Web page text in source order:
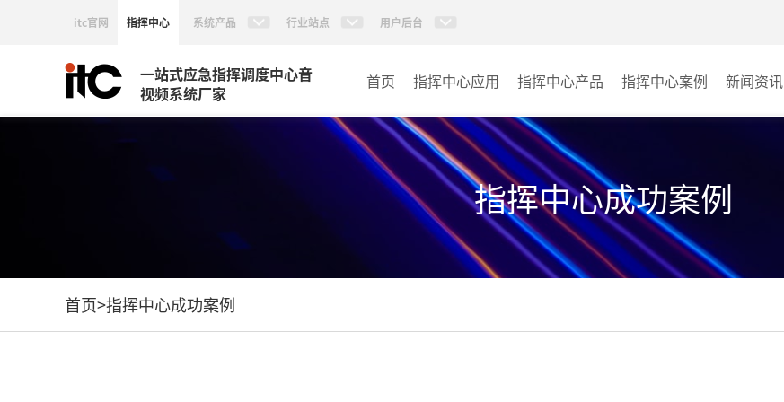
itc官网 指挥中心 系统产品 行业站点 用户后台
一站式应急指挥调度中心音
视频系统厂家
首页 指挥中心应用 指挥中心产品
KVM坐席管理系统
AI智慧分布式系统
无感调度系统
AI指挥调度系统
指挥中心案例
政府指挥中心
大数据指挥中心
监控指挥中心
新闻资讯
指挥中心成功案例
首页>指挥中心成功案例